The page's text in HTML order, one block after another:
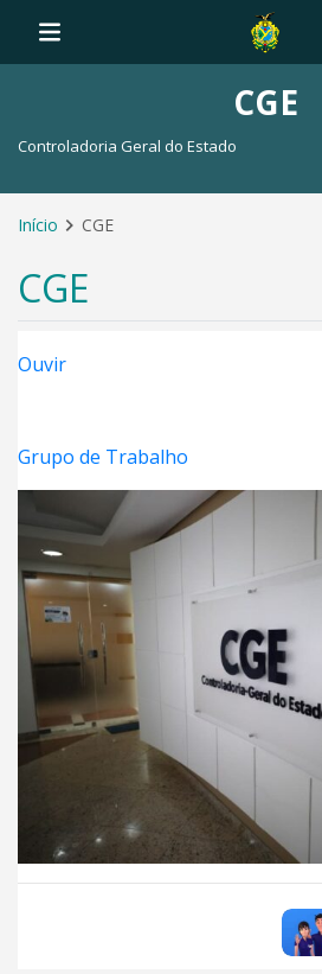
CGE
Controladoria Geral do Estado
Início CGE
CGE
Ouvir
Grupo de Trabalho